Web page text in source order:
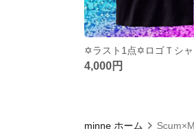
✡️ラスト1点✡️ロゴＴシャ
4,000円
minne ホーム